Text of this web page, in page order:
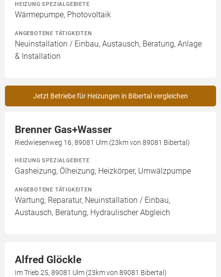
HEIZUNG SPEZIALGEBIETE
Wärmepumpe, Photovoltaik
ANGEBOTENE TÄTIGKEITEN
Neuinstallation / Einbau, Austausch, Beratung, Anlage
& Installation
Jetzt Betriebe für Heizungen in Bibertal vergleichen
Brenner Gas+Wasser
Riedwiesenweg 16, 89081 Ulm (23km von 89081 Bibertal)
HEIZUNG SPEZIALGEBIETE
Gasheizung, Ölheizung, Heizkörper, Umwälzpumpe
ANGEBOTENE TÄTIGKEITEN
Wartung, Reparatur, Neuinstallation / Einbau,
Austausch, Beratung, Hydraulischer Abgleich
Alfred Glöckle
Im Trieb 25, 89081 Ulm (23km von 89081 Bibertal)